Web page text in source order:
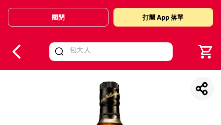
Valid Until 30 June 2026
關閉 打開 App 落單